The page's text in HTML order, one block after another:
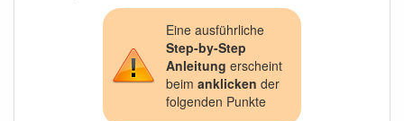
Eine ausführliche
Step-by-Step
Anleitung erscheint
beimanklicken der
folgenden Punkte